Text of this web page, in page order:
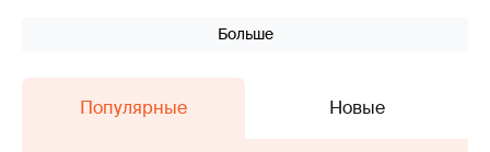
Больше
Популярные Новые